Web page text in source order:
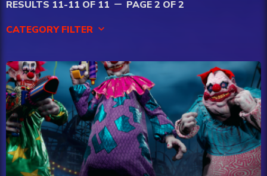
RESULTS 11-11 OF 11 remove PAGE 2 OF 2
CATEGORY FILTER keyboard_arrow_down
Entertainment
Esport
Finance